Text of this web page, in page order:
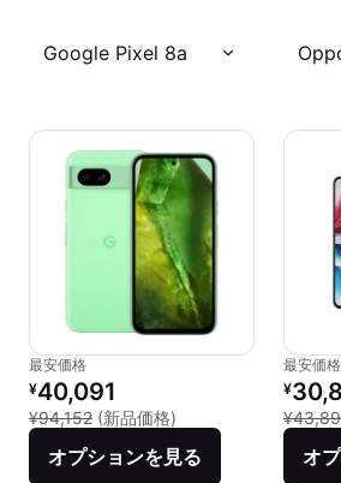
Google Pixel 8a
最安価格
リファービッシュ品の価格：
¥40,091
¥94,152 (新品価格) 新品との比較：
オプションを見る
最安価格
リファ
¥
オ